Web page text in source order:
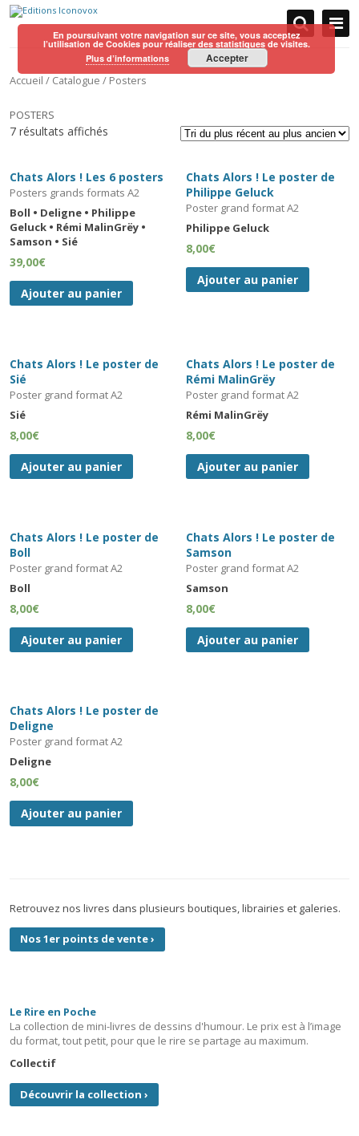
Aller au contenu
Accueil / Catalogue / Posters
POSTERS
7 résultats affichés
Chats Alors ! Les 6 posters
Posters grands formats A2
Boll • Deligne • Philippe
Geluck • Rémi MalinGrëy •
Samson • Sié
39,00€
Ajouter au panier
Chats Alors ! Le poster de
Philippe Geluck
Poster grand format A2
Philippe Geluck
8,00€
Ajouter au panier
Chats Alors ! Le poster de
Sié
Poster grand format A2
Sié
8,00€
Ajouter au panier
Chats Alors ! Le poster de
Rémi MalinGrëy
Poster grand format A2
Rémi MalinGrëy
8,00€
Ajouter au panier
Chats Alors ! Le poster de
Boll
Poster grand format A2
Boll
8,00€
Ajouter au panier
Chats Alors ! Le poster de
Samson
Poster grand format A2
Samson
8,00€
Ajouter au panier
Chats Alors ! Le poster de
Deligne
Poster grand format A2
Deligne
8,00€
Ajouter au panier
Retrouvez nos livres dans plusieurs boutiques, librairies et galeries.
Nos 1er points de vente›
Le Rire en Poche
La collection de mini-livres de dessins d'humour. Le prix est à l’image
du format, tout petit, pour que le rire se partage au maximum.
Collectif
Découvrir la collection ›
En poursuivant votre navigation sur ce site, vous acceptez
l’utilisation de Cookies pour réaliser des statistiques de visites.
Plus d’informations
Accepter